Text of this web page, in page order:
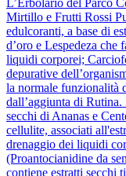
Mirtillo e Frutti Rossi
edulcoranti, a base di
d’oro e Lespedeza
liquidi corporei;
depurative
la normale funzionalità
dall’aggiunta di
secchi di Ananas e
cellulite, associati
drenaggio dei liquidi
(Proantocianidine da
contiene estratti secchi